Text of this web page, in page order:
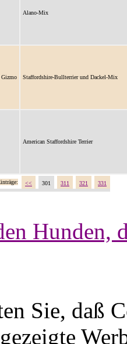
Alano-Mix
Gizmo Staffordshire-Bullterrier und Dackel-Mix
American Staffordshire Terrier
<< 301 311 321 331
Hunden,
Sie, daß